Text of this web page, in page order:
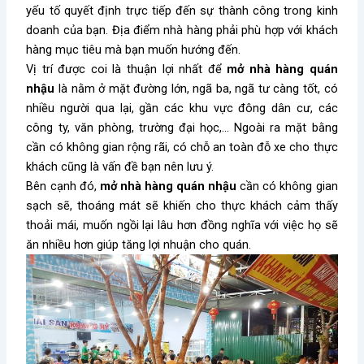
yếu tố quyết định trực tiếp đến sự thành công trong kinh
doanh của bạn. Địa điểm nhà hàng phải phù hợp với khách
hàng mục tiêu mà bạn muốn hướng đến.
Vị trí được coi là thuận lợi nhất để mở nhà hàng quán
nhậu là nằm ở mặt đường lớn, ngã ba, ngã tư càng tốt, có
nhiều người qua lại, gần các khu vực đông dân cư, các
công ty, văn phòng, trường đại học,… Ngoài ra mặt bằng
cần có không gian rộng rãi, có chỗ an toàn đỗ xe cho thực
khách cũng là vấn đề bạn nên lưu ý.
Bên cạnh đó, mở nhà hàng quán nhậu cần có không gian
sạch sẽ, thoáng mátsẽkhiến cho thực khách cảm thấy
thoải mái, muốn ngồi lại lâu hơn đồng nghĩa với việc họ sẽ
ăn nhiều hơn giúp tăng lợi nhuận cho quán.